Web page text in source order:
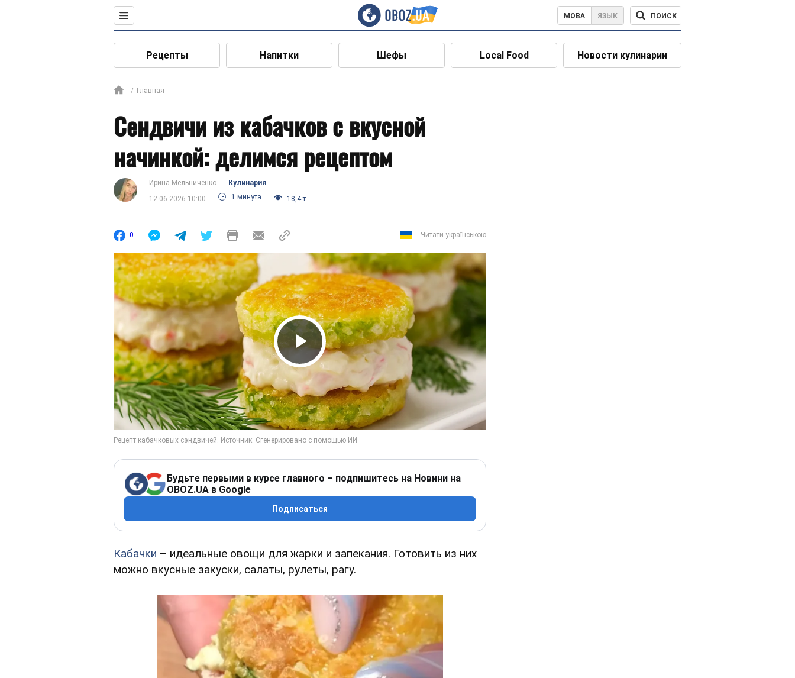
МОВА ЯЗЫК ПОИСК
Рецепты Напитки Шефы Local Food Новости кулинарии
Главная
Сендвичи из кабачков с вкусной
начинкой: делимся рецептом
Ирина Мельниченко
Кулинария
12.06.2026 10:00
1 минута 18,4 т.
0 Читати українською
Play Video
Будьте первыми в курсе главного – подпишитесь на Новини на
OBOZ.UA в Google
Подписаться
Кабачки – идеальные овощи для жарки и запекания. Готовить из них
можно вкусные закуски, салаты, рулеты, рагу.